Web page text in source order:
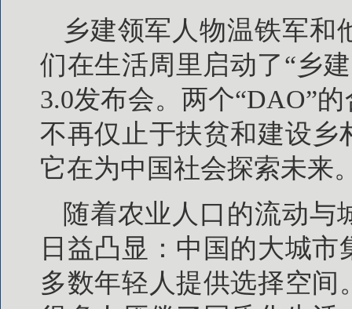
乡建领军人物温铁军和
们在生活周里启动了“乡
3.0发布会。两个“DAO”
不再仅止于扶贫和建设乡
它在为中国社会探索未来
随着农业人口的流动与
日益凸显：中国的大城
多数年轻人提供选择空